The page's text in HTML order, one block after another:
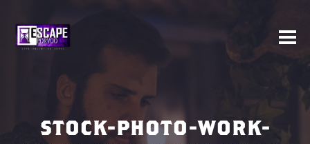
STOCK-PHOTO-WORK-